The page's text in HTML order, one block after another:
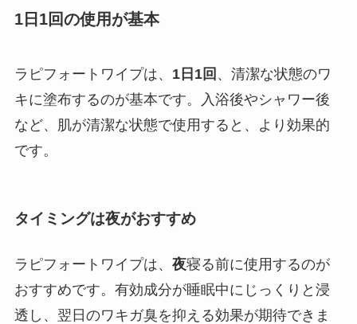
1日1回の使用が基本
ラピフォートワイプは、 1日1回 、清潔な状態のワ
キに塗布するのが基本です。入浴後やシャワー後
など、肌が清潔な状態で使用すると、より効果的
です。
タイミングは夜がおすすめ
ラピフォートワイプは、 夜寝る前に使用するのが
おすすめです。有効成分が睡眠中にじっくりと浸
透し、翌日のワキガ臭を抑える効果が期待できま